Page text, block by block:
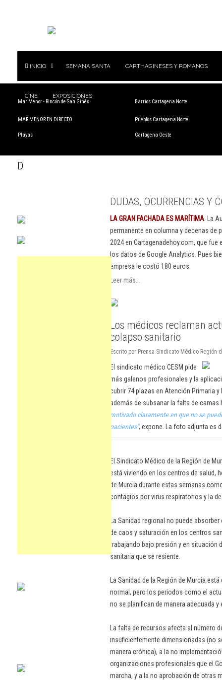
INICIO SEMANA SANTA CARTHAGINESES Y ROMANOS
CINE EXPOSICIONES
Mar Menor - Rincón de San Ginés
MAR MENOR EN DIRECTO
Playas
Barrios Cartagena Norte
Pueblos Cartagena Norte
Cartagena Oeste
D
DUDAS, OCURRENCIAS Y
LA GRAN FACHADA ES MARÍTIMA . La
permanente en columna y decenas
2024 en Cartagenadehoy.com, que
los datos de Google Analytics. Pues
empresa le costó 180 euros.
Leer más...
Los médicos reclaman
colapso sanitario
Escrito por Prensa Sindicato Médico Región
El sindicato médico CESM pide
más galenos profesionales y la
cubrir 74 plazas en Atención Primaria
además de subsanar la falta de
motivado claramente en que no se
pacientes", expone. La foto adjunta es
El Sindicato Médico de la Región de
está viviendo en los centros de salud,
de Murcia durante estas semanas
contagios por virus respiratorios y la
La Sanidad regional no puede
de caos y saturación en los centros
trabajando bajo presión y en situación
sanitaria que se resiente.
La Sanidad de la Región de Murcia
normal, pero los periodos como el
no se planifican de manera adecuada
La falta de recursos afecta al número
insuficientemente dimensionadas (no
manera crónica), a la no
organizaciones profesionales que el
marcha, y a la no aprobación de otras